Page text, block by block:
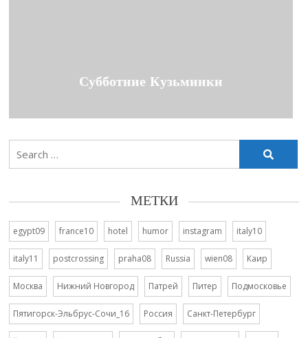
Субботние Кузьминки
Search
for:
МЕТКИ
egypt09 france10 hotel humor instagram italy10
italy11 postcrossing praha08 Russia wien08 Каир
Москва Нижний Новгород Патрей Питер Подмосковье
Пятигорск-Эльбрус-Сочи_16 Россия Санкт-Петербург